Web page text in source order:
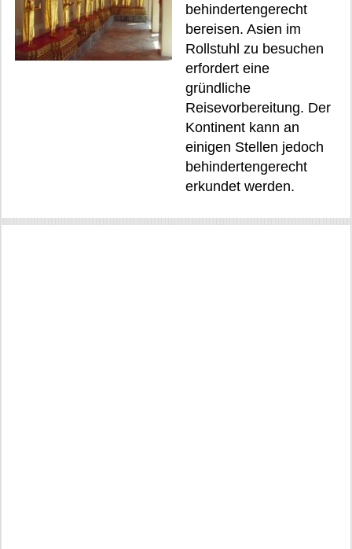
behindertengerecht
bereisen. Asien im
Rollstuhl zu besuchen
erfordert eine
gründliche
Reisevorbereitung. Der
Kontinent kann an
einigen Stellen jedoch
behindertengerecht
erkundet werden.